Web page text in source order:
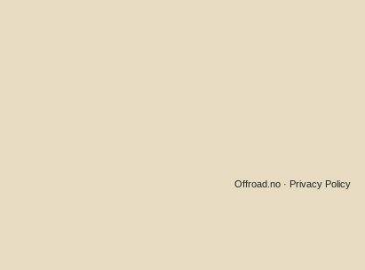
Privacy Policy
Offroad.no ·